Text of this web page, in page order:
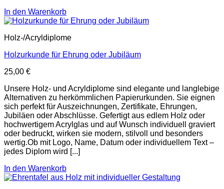
In den Warenkorb
Holz-/Acryldiplome
Holzurkunde für Ehrung oder Jubiläum
25,00 €
Unsere Holz- und Acryldiplome sind elegante und langlebige
Alternativen zu herkömmlichen Papierurkunden. Sie eignen
sich perfekt für Auszeichnungen, Zertifikate, Ehrungen,
Jubiläen oder Abschlüsse. Gefertigt aus edlem Holz oder
hochwertigem Acrylglas und auf Wunsch individuell graviert
oder bedruckt, wirken sie modern, stilvoll und besonders
wertig.Ob mit Logo, Name, Datum oder individuellem Text –
jedes Diplom wird [...]
In den Warenkorb